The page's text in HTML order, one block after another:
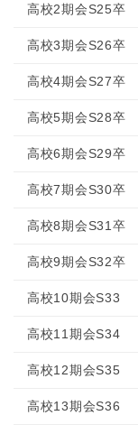
高校2期会S25卒
高校3期会S26卒
高校4期会S27卒
高校5期会S28卒
高校6期会S29卒
高校7期会S30卒
高校8期会S31卒
高校9期会S32卒
高校10期会S33
高校11期会S34
高校12期会S35
高校13期会S36